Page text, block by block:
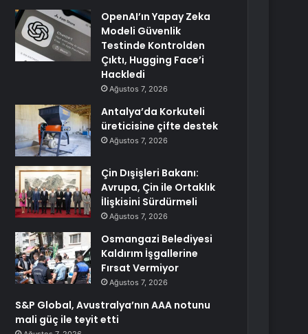
OpenAI’ın Yapay Zeka
Modeli Güvenlik
Testinde Kontrolden
Çıktı, Hugging Face’i
Hackledi
Ağustos 7, 2026
Antalya’da Korkuteli
üreticisine çifte destek
Ağustos 7, 2026
Çin Dışişleri Bakanı:
Avrupa, Çin ile Ortaklık
İlişkisini Sürdürmeli
Ağustos 7, 2026
Osmangazi Belediyesi
Kaldırım İşgallerine
Fırsat Vermiyor
Ağustos 7, 2026
S&P Global, Avustralya’nın AAA notunu
mali güç ile teyit etti